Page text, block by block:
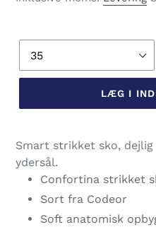
LÆG I
produkt
din
indkøbskurv
Smart strikket sko,
ydersål.
Confortina strikket
Sort fra Codeor
Soft anatomisk